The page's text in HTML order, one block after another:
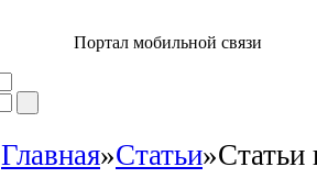
Портал мобильной связи
Главная»Статьи»Статьи